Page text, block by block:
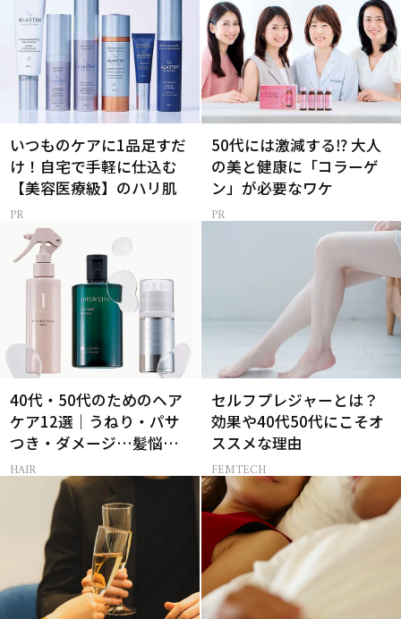
いつものケアに1品足すだ
け！自宅で手軽に仕込む
【美容医療級】のハリ肌
50代には激減する⁉ 大人
の美と健康に「コラーゲ
ン」が必要なワケ
40代・50代のためのヘア
ケア12選｜うねり・パサ
つき・ダメージ…髪悩み
から選ぶベスコス受賞コ
HAIR
セルフプレジャーとは？
効果や40代50代にこそオ
ススメな理由
FEMTECH